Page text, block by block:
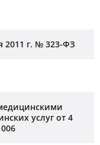
2011 г. № 323-ФЗ
услуг от 4